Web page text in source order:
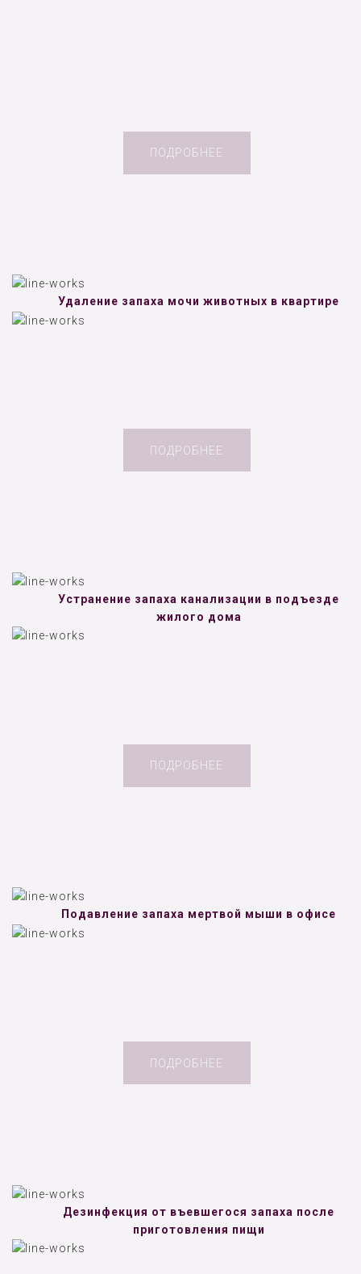
ПОДРОБНЕЕ
Удаление запаха мочи животных в квартире
ПОДРОБНЕЕ
Устранение запаха канализации в подъезде
жилого дома
ПОДРОБНЕЕ
Подавление запаха мертвой мыши в офисе
ПОДРОБНЕЕ
Дезинфекция от въевшегося запаха после
приготовления пищи